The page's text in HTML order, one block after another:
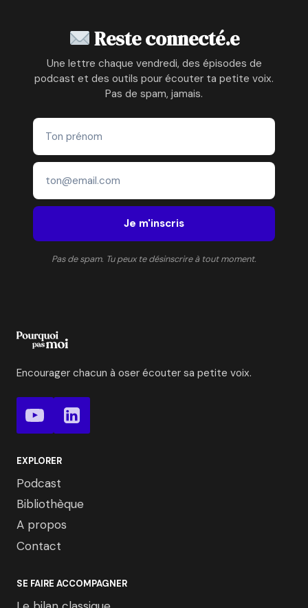
Reste connecté.e
Une lettre chaque vendredi, des épisodes de
podcast et des outils pour écouter ta petite voix.
Pas de spam, jamais.
Je m'inscris
Pas de spam. Tu peux te désinscrire à tout moment.
Encourager chacun à oser écouter sa petite voix.
EXPLORER
Podcast
Bibliothèque
A propos
Contact
SE FAIRE ACCOMPAGNER